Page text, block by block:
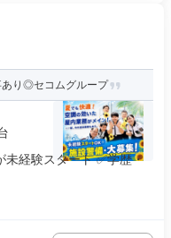
あり◎セコムグループ
経験スタート ✅学歴・